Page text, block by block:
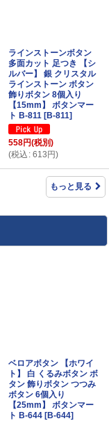
ラインストーンボタン
多面カット 足つき 【シ
ルバー】 銀 クリスタル
ラインストーン ボタン
飾りボタン 8個入り
【15mm】 ボタンマー
ト B-811 [B-811]
558円(税別)
(税込 : 613円)
もっと見る
ベロアボタン 【ホワイ
ト】 白 くるみボタン ボ
タン 飾りボタン つつみ
ボタン 6個入り
【25mm】 ボタンマー
ト B-644 [B-644]